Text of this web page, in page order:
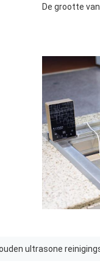
De grootte
ultrasone